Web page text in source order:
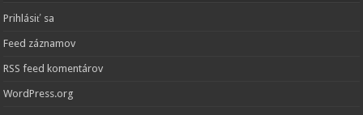
Prihlásiť sa
Feed záznamov
RSS feed komentárov
WordPress.org